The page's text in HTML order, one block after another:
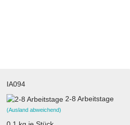
IA094
2-8 Arbeitstage
(Ausland abweichend)